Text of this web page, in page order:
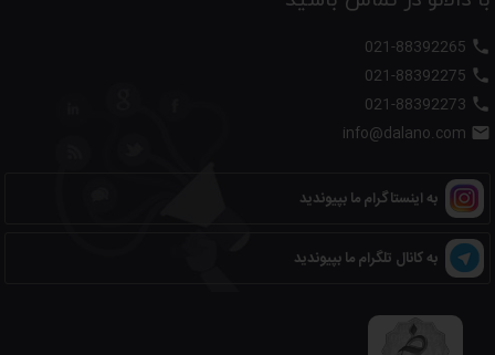




به اینستاگرام ما بپیوندید
به کانال تلگرام ما بپیوندید